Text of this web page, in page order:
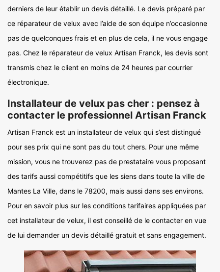
derniers de leur établir un devis détaillé. Le devis préparé par
ce réparateur de velux avec l’aide de son équipe n’occasionne
pas de quelconques frais et en plus de cela, il ne vous engage
pas. Chez le réparateur de velux Artisan Franck, les devis sont
transmis chez le client en moins de 24 heures par courrier
électronique.
Installateur de velux pas cher : pensez à
contacter le professionnel Artisan Franck
Artisan Franck est un installateur de velux qui s’est distingué
pour ses prix qui ne sont pas du tout chers. Pour une même
mission, vous ne trouverez pas de prestataire vous proposant
des tarifs aussi compétitifs que les siens dans toute la ville de
Mantes La Ville, dans le 78200, mais aussi dans ses environs.
Pour en savoir plus sur les conditions tarifaires appliquées par
cet installateur de velux, il est conseillé de le contacter en vue
de lui demander un devis détaillé gratuit et sans engagement.